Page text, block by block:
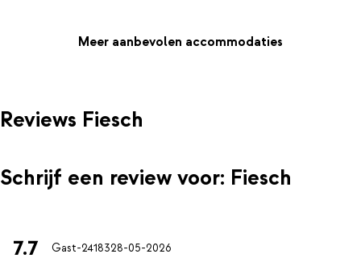
Meer aanbevolen accommodaties
Reviews Fiesch
Schrijf een review voor: Fiesch
7.7 Gast-2418328-05-2026